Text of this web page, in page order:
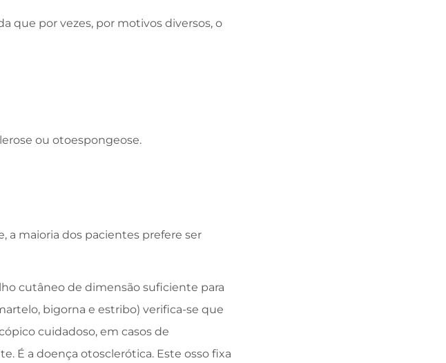
que por vezes, por motivos diversos, o
ou otoespongeose.
a maioria dos pacientes prefere ser
cutâneo de dimensão suficiente para
bigorna e estribo) verifica-se que
cuidadoso, em casos de
É a doença otosclerótica. Este osso fixa